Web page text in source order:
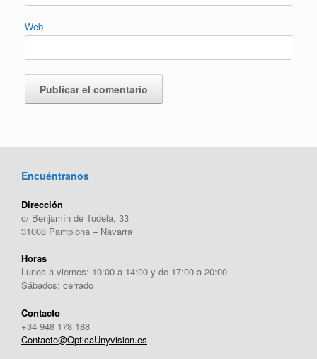
Web
Encuéntranos
Dirección
c/ Benjamín de Tudela, 33
31008 Pamplona – Navarra
Horas
Lunes a viernes: 10:00 a 14:00 y de 17:00 a 20:00
Sábados: cerrado
Contacto
+34 948 178 188
Contacto@OpticaUnyvision.es